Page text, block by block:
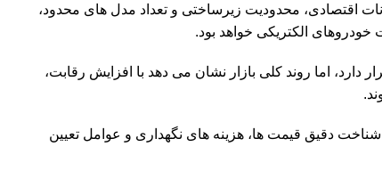
اقتصادی، محدودیت زیرساختی و تعداد مدل های محدود،
الکتریکی خواهد بود.
دارد، اما روند کلی بازار نشان می دهد با افزایش رقابت،
دقیق قیمت ها، هزینه های نگهداری و عوامل تعیین